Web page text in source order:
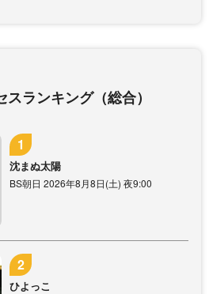
ランキング（総合）
沈まぬ太陽
BS朝日 2026年8月8日(土) 夜9:00
ひよっこ